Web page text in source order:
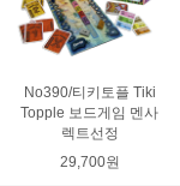
No390/티키토플 Tiki
Topple 보드게임 멘사
렉트선정
29,700원